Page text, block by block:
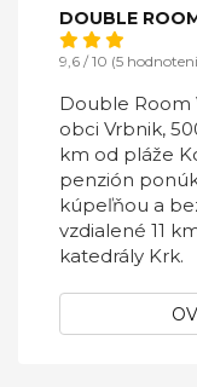
DOUBLE
9,6 / 10 (5
Double Room
obci Vrbnik,
km od pláže
penzión
kúpeľňou a
vzdialené 11
katedrály Krk.